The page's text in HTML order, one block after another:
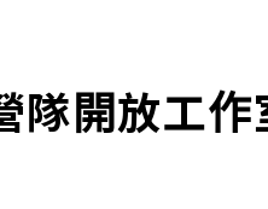
開放工